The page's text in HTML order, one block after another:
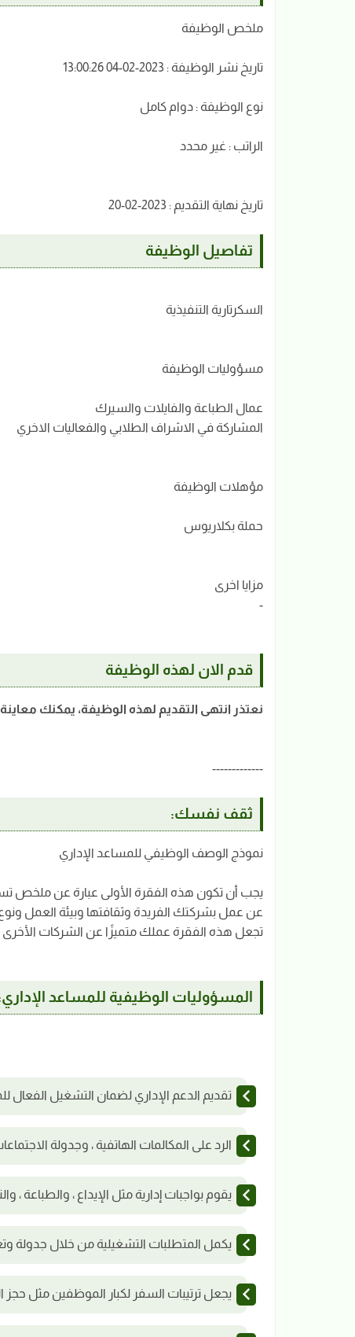
ملخص الوظيفة
تاريخ نشر الوظيفة : 2023-02-04 13:00:26
نوع الوظيفة : دوام كامل
الراتب : غير محدد
تاريخ نهاية التقديم : 2023-02-20
تفاصيل الوظيفة
السكرتارية التنفيذية
مسؤوليات الوظيفة
عمال الطباعة والفايلات والسيرك
المشاركة في الاشراف الطلابي والفعاليات الاخري
مؤهلات الوظيفة
حملة بكلاريوس
مزايا اخرى
-
قدم الان لهذه الوظيفة
نعتذر انتهى التقديم لهذه الوظيفة، يمكنك
-------------
ثقف نفسك:
نموذج الوصف الوظيفي للمساعد الإداري
عن عمل بشركتك الفريدة وثقافتها وبيئة العمل
تجعل هذه الفقرة عملك متميزًا عن الشركات
المسؤوليات الوظيفية للمساعد
تقديم الدعم الإداري لضمان التشغيل الفعال
الرد على المكالمات الهاتفية ، وجدولة
يقوم بواجبات إدارية مثل الإيداع ، والطباعة ،
يكمل المتطلبات التشغيلية من خلال جدولة
يجعل ترتيبات السفر لكبار الموظفين مثل حجز